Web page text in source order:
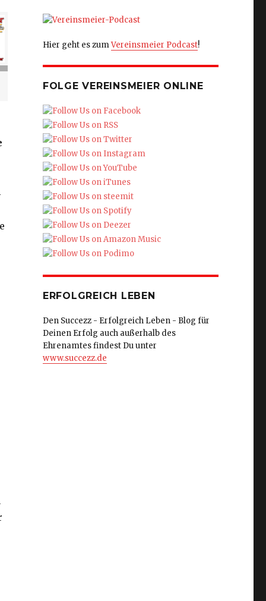
Hier geht es zumVereinsmeier Podcast!
FOLGE VEREINSMEIER ONLINE
ERFOLGREICH LEBEN
Den Succezz - Erfolgreich Leben - Blog für
Deinen Erfolg auch außerhalb des
Ehrenamtes findest Du unter
www.succezz.de